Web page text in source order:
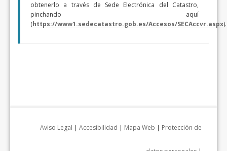
obtenerlo a través de Sede Electrónica del Catastro,
pinchando aquí
(https://www1.sedecatastro.gob.es/Accesos/SECAccvr.aspx
Aviso Legal | Accesibilidad | Mapa Web | Protección de